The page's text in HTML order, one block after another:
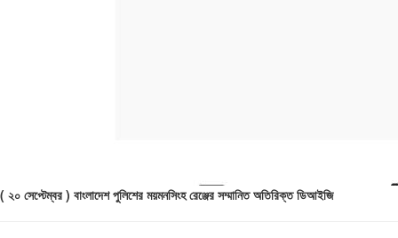
( ২০ সেপ্টেম্বর ) বাংলাদেশ পুলিশের ময়মনসিংহ রেঞ্জের সম্মানিত অতিরিক্ত ডিআইজি